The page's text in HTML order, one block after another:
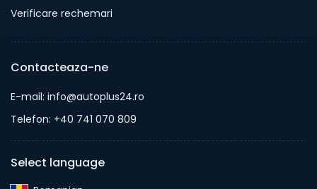
Verificare rechemari
Contacteaza-ne
E-mail: info@autoplus24.ro
Telefon: +40 741 070 809
Select language